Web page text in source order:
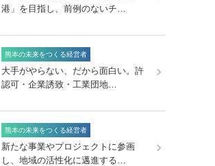
港」を目指し、前例のないチ…
熊本の未来をつくる経営者
大手がやらない、だから面白い。許
認可・企業誘致・工業団地…
熊本の未来をつくる経営者
新たな事業やプロジェクトに参画
し、地域の活性化に邁進する…